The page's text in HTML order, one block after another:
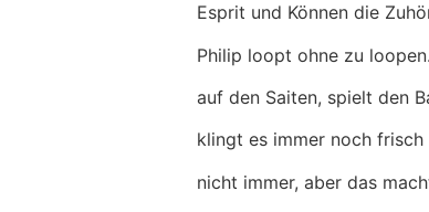
Esprit und Können die
Philip loopt ohne zu
auf den Saiten, spielt den
klingt es immer noch
nicht immer, aber das